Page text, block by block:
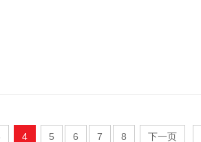
4 5 6 7 8 下一页